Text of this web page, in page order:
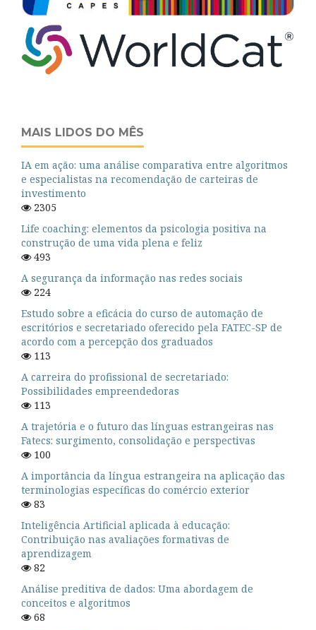
MAIS LIDOS DO MÊS
IA em ação: uma análise comparativa entre algoritmos
e especialistas na recomendação de carteiras de
investimento
2305
Life coaching: elementos da psicologia positiva na
construção de uma vida plena e feliz
493
A segurança da informação nas redes sociais
224
Estudo sobre a eficácia do curso de automação de
escritórios e secretariado oferecido pela FATEC-SP de
acordo com a percepção dos graduados
113
A carreira do profissional de secretariado:
Possibilidades empreendedoras
113
A trajetória e o futuro das línguas estrangeiras nas
Fatecs: surgimento, consolidação e perspectivas
100
A importância da língua estrangeira na aplicação das
terminologias específicas do comércio exterior
83
Inteligência Artificial aplicada à educação:
Contribuição nas avaliações formativas de
aprendizagem
82
Análise preditiva de dados: Uma abordagem de
conceitos e algoritmos
68